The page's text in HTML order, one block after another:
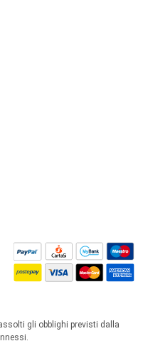
gli obblighi previsti dalla